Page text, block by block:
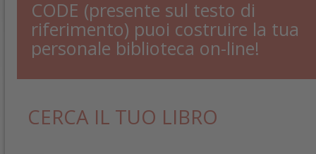
CODE (presente sul testo di
riferimento) puoi costruire la tua
personale biblioteca on-line!
CERCA IL TUO LIBRO